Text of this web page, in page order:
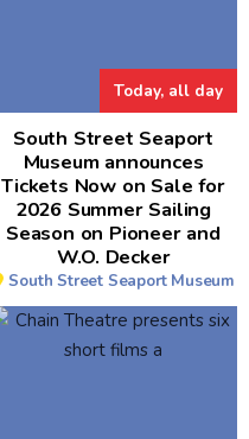
Today, all day
South Street Seaport
Museum announces
Tickets Now on Sale for
2026 Summer Sailing
Season on Pioneer and
W.O. Decker
South Street Seaport Museum